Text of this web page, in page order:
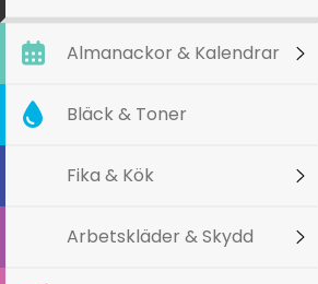
Almanackor & Kalendrar
Bläck & Toner
Fika & Kök
Arbetskläder & Skydd